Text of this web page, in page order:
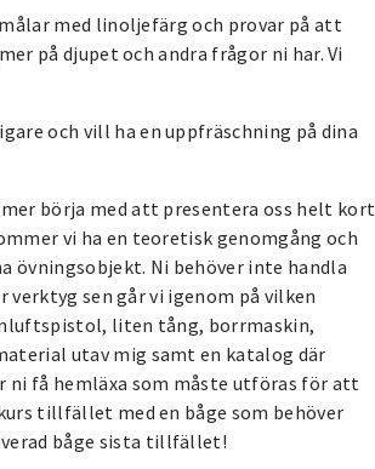
med linoljefärg och provar på att
på djupet och andra frågor ni har. Vi
och vill ha en uppfräschning på dina
börja med att presentera oss helt kort
vi ha en teoretisk genomgång och
övningsobjekt. Ni behöver inte handla
sen går vi igenom på vilken
liten tång, borrmaskin,
utav mig samt en katalog där
få hemläxa som måste utföras för att
tillfället med en båge som behöver
båge sista tillfället!